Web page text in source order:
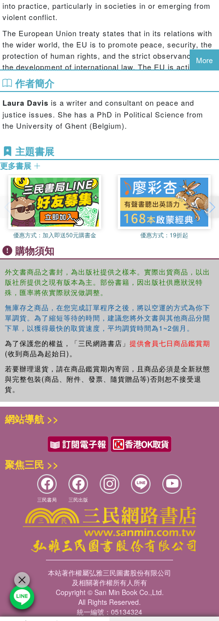
into practice, particularly in societies in or emerging from
violent conflict.
The European Union treaty states that in its relations with
the wider world, the EU is to promote peace, security, the
protection of human rights, and the strict observance and
the development of international law. The EU is active in
peace processes around the world, yet its role in
international peace mediation is largely ignored.
This book offers the first scholarly analysis of how the EU
engages in peace processes and justice for human rights
violations, focussing on the point where mediation and
fieldwork, the book includes case studies of how the EU
sought to promote peace and justice in the Democratic
Republic of Congo (DRC), how it supports international
justice through the International Criminal Court, and a
model of the EU as a mediator. These provide an
evidence-base for policy makers and practitioners as well
as strong empirical contributions to theory.
The book addresses whether and how the EU pursues its
principles of both peace and justice in conflict zones,
where, in practice, these principles may be in conflict, and
the implications of these findings for understanding EU
foreign policy and the EU as a security actor.
This book will be of much interest to students of EU
foreign policy, transitional justice, peace and conflict
studies and security studies.
More
作者簡介
Laura Davis is a writer and consultant on peace and
justice issues. She has a PhD in Political Science from
the University of Ghent (Belgium).
主題書展
更多書展
優惠方式： 加入即送50元購書金 優惠方式： 19折起
購物須知
外文書商品之書封，為出版社提供之樣本。實際出貨商品，以出
版社所提供之現有版本為主。部份書籍，因出版社供應狀況特
殊，匯率將依實際狀況做調整。
無庫存之商品，在您完成訂單程序之後，將以空運的方式為你下
單調貨。為了縮短等待的時間，建議您將外文書與其他商品分開
下單，以獲得最快的取貨速度，平均調貨時間為1~2個月。
為了保護您的權益，「三民網路書店」 提供會員七日商品鑑賞期
(收到商品為起始日)。
若要辦理退貨，請在商品鑑賞期內寄回，且商品必須是全新狀態
與完整包裝(商品、附件、發票、隨貨贈品等)否則恕不接受退
貨。
網站導航 >>
聚焦三民 >>
三民書局 三民出版
本站著作權屬弘雅三民圖書股份有限公司
及相關著作權所有人所有
Copyright © San Min Book Co.,Ltd.
All Rights Reserved.
統一編號：05134324